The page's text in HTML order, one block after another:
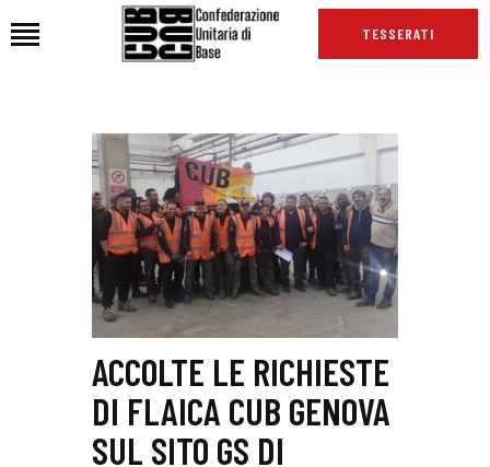
TESSERATI
HOME
CHI SIAMO
SEDI
NEWS
PODCAST CUB
TG CUB
INTERNAZIONALE
RASSEGNA STAMPA
ACCOLTE LE RICHIESTE
DI FLAICA CUB GENOVA
SUL SITO GS DI